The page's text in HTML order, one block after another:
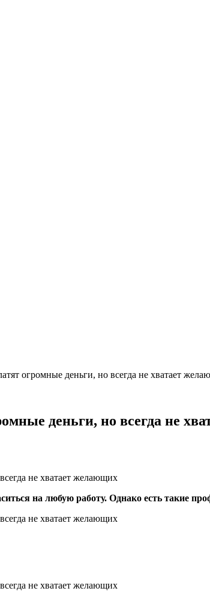
огромные деньги, но всегда не хватает
деньги, но всегда не
на любую работу. Однако есть такие